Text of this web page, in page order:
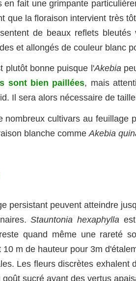
en fait une grimpante
que la floraison intervient très
de beaux reflets
et allongés de couleur blanc
plutôt bonne puisque l'Akebia
sont bien paillées, mais
Il sera alors nécessaire de
nombreux cultivars au feuillage
blanche commeAkebia
persistant peuvent atteindre
Stauntonia hexaphylla
quand même une rareté
m de hauteur pour 3m
Les fleurs discrètes exhalent
sucré ayant des vertus